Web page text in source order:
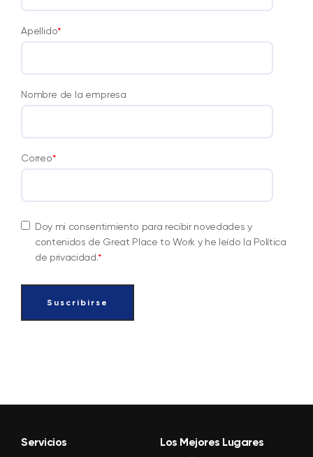
Apellido*
Nombre de la empresa
Correo*
Doy mi consentimiento para recibir novedades y
contenidos de Great Place to Work y he leído la Política
de privacidad.*
Servicios
Los Mejores Lugares